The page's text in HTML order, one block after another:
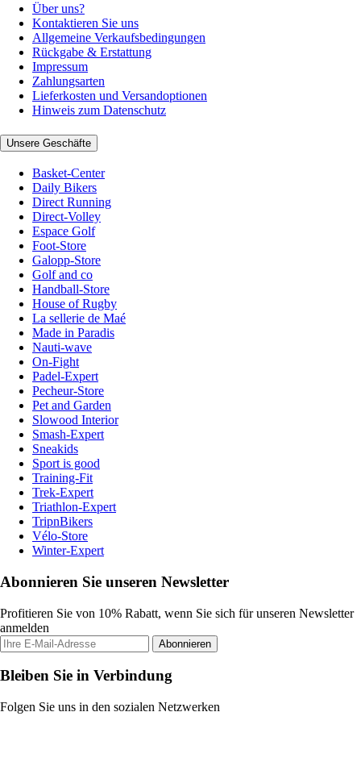
Über uns?
Kontaktieren Sie uns
Allgemeine Verkaufsbedingungen
Rückgabe & Erstattung
Impressum
Zahlungsarten
Lieferkosten und Versandoptionen
Hinweis zum Datenschutz
Unsere Geschäfte
Basket-Center
Daily Bikers
Direct Running
Direct-Volley
Espace Golf
Foot-Store
Galopp-Store
Golf and co
Handball-Store
House of Rugby
La sellerie de Maé
Made in Paradis
Nauti-wave
On-Fight
Padel-Expert
Pecheur-Store
Pet and Garden
Slowood Interior
Smash-Expert
Sneakids
Sport is good
Training-Fit
Trek-Expert
Triathlon-Expert
TripnBikers
Vélo-Store
Winter-Expert
Abonnieren Sie unseren Newsletter
Profitieren Sie von 10% Rabatt, wenn Sie sich für unseren Newsletter
anmelden
Abonnieren
Bleiben Sie in Verbindung
Folgen Sie uns in den sozialen Netzwerken